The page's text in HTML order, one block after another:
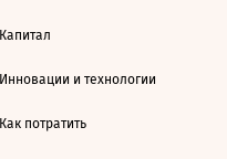
Капитал
Инновации и технологии
Как потратить